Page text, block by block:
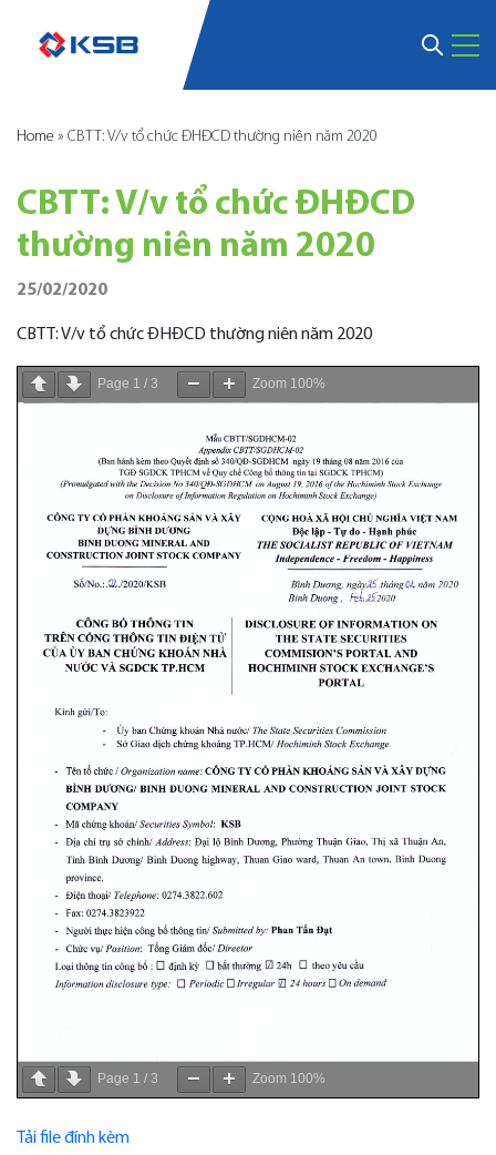
Home » CBTT: V/v tổ chức ĐHĐCD thường niên năm 2020
CBTT: V/v tổ chức ĐHĐCD
thường niên năm 2020
25/02/2020
CBTT: V/v tổ chức ĐHĐCD thường niên năm 2020
Page 1 / 3 Zoom 100%
Page 1 / 3 Zoom 100%
Tải file đính kèm